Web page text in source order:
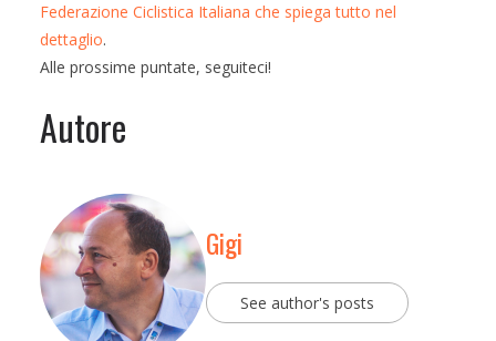
Federazione Ciclistica Italiana che spiega tutto nel
dettaglio.
Alle prossime puntate, seguiteci!
Autore
Gigi
See author's posts